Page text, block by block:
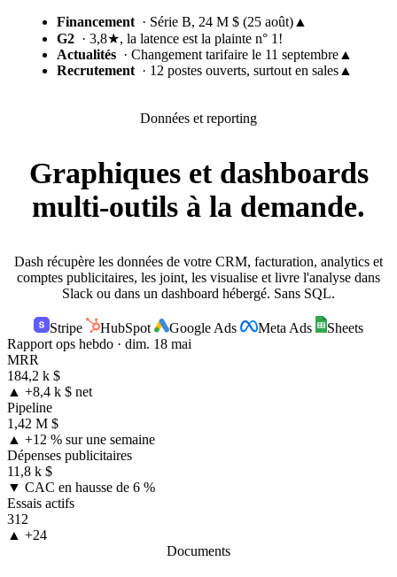
Financement · Série B, 24 M $ (25 août) ▲
G2 · 3,8★, la latence est la plainte n° 1 !
Actualités · Changement tarifaire le 11 septembre ▲
Recrutement · 12 postes ouverts, surtout en sales ▲
Données et reporting
Graphiques et dashboards
multi-outils à la demande.
Dash récupère les données de votre CRM, facturation, analytics et
comptes publicitaires, les joint, les visualise et livre l'analyse dans
Slack ou dans un dashboard hébergé. Sans SQL.
Stripe HubSpot Google Ads Meta Ads
Sheets
Rapport ops hebdo · dim. 18 mai
MRR
184,2 k $
▲ +8,4 k $ net
Pipeline
1,42 M $
▲ +12 % sur une semaine
Dépenses publicitaires
11,8 k $
▼ CAC en hausse de 6 %
Essais actifs
312
▲ +24
Documents